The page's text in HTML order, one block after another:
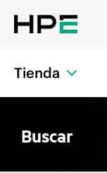
Tienda
Buscar